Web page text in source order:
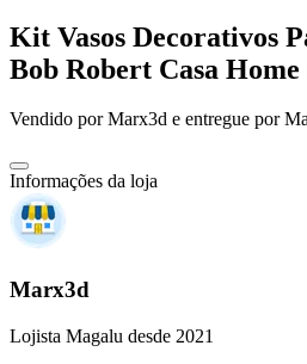
Kit Vasos Decorativos
Bob Robert Casa
Vendido porMarx3d e entregue por
Informações da loja
Marx3d
Lojista Magalu desde 2021